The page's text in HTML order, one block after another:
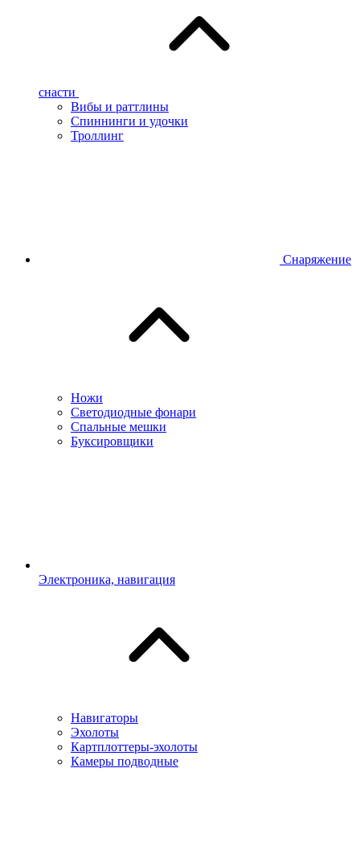
снасти
Вибы и раттлины
Спиннинги и удочки
Троллинг
Снаряжение
Ножи
Светодиодные фонари
Спальные мешки
Буксировщики
Электроника, навигация
Навигаторы
Эхолоты
Картплоттеры-эхолоты
Камеры подводные